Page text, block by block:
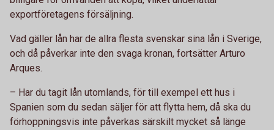
exportföretagens försäljning.
Vad gäller lån har de allra flesta svenskar sina lån i Sverige,
och då påverkar inte den svaga kronan, fortsätter Arturo
Arques.
– Har du tagit lån utomlands, för till exempel ett hus i
Spanien som du sedan säljer för att flytta hem, då ska du
förhoppningsvis inte påverkas särskilt mycket så länge